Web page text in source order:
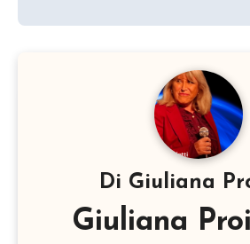
Di Giuliana
Giuliana